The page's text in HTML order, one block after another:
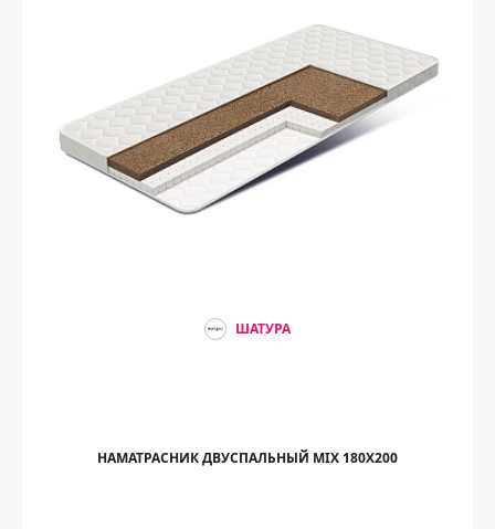
ШАТУРА
НАМАТРАСНИК ДВУСПАЛЬНЫЙ MIX 180Х200